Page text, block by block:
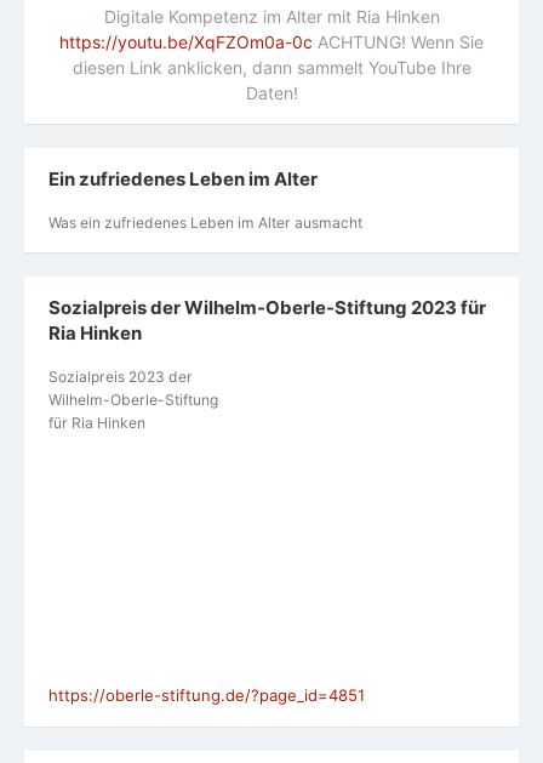
Digitale Kompetenz im Alter mit Ria Hinken
https://youtu.be/XqFZOm0a-0c ACHTUNG! Wenn Sie
diesen Link anklicken, dann sammelt YouTube Ihre
Daten!
Ein zufriedenes Leben im Alter
Was ein zufriedenes Leben im Alter ausmacht
Sozialpreis der Wilhelm-Oberle-Stiftung 2023 für
Ria Hinken
Sozialpreis 2023 der
Wilhelm-Oberle-Stiftung
für Ria Hinken
https://oberle-stiftung.de/?page_id=4851